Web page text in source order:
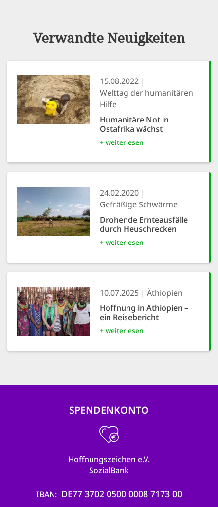
Verwandte Neuigkeiten
15.08.2022
Welttag der humanitären
Hilfe
Humanitäre Not in
Ostafrika wächst
+ weiterlesen
24.02.2020
Gefräßige Schwärme
Drohende Ernteausfälle
durch Heuschrecken
+ weiterlesen
10.07.2025
Äthiopien
Hoffnung in Äthiopien –
ein Reisebericht
+ weiterlesen
SPENDENKONTO
Hoffnungszeichen e.V.
SozialBank
IBAN DE77 3702 0500 0008 7173 00